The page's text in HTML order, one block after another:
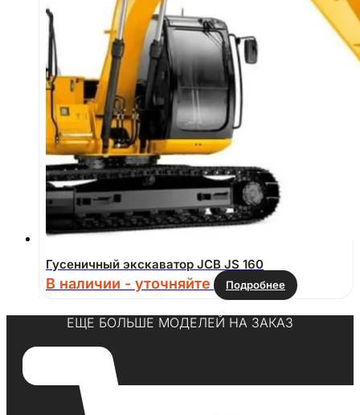
Гусеничный экскаватор JCB JS 160
В наличии - уточняйте Подробнее
ЕЩЕ БОЛЬШЕ МОДЕЛЕЙ НА ЗАКАЗ